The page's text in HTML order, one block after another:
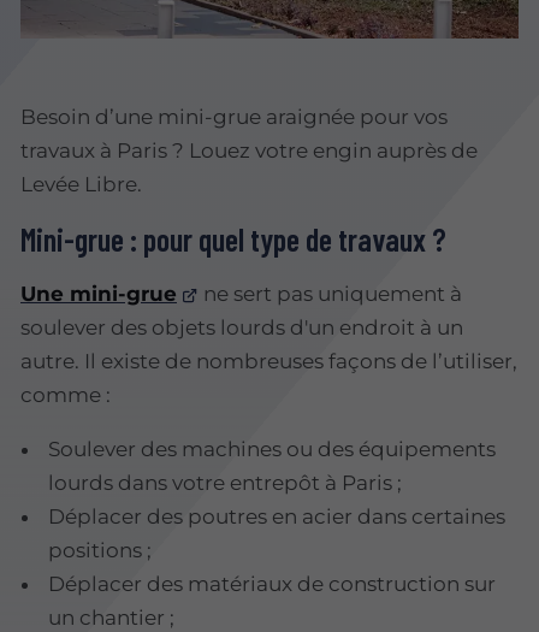
Besoin d’une mini-grue araignée pour vos
travaux à Paris ? Louez votre engin auprès de
Levée Libre.
Mini-grue : pour quel type de travaux ?
Une mini-grue
ne sert pas uniquement à
soulever des objets lourds d'un endroit à un
autre. Il existe de nombreuses façons de l’utiliser,
comme :
Soulever des machines ou des équipements
lourds dans votre entrepôt à Paris ;
Déplacer des poutres en acier dans certaines
positions ;
Déplacer des matériaux de construction sur
un chantier ;